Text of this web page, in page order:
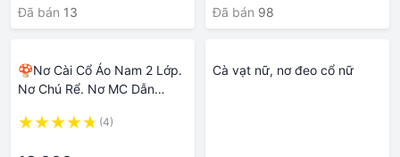
Đã bán 13
Đã bán 98
🍄Nơ Cài Cổ Áo Nam 2 Lớp.
Nơ Chú Rể. Nơ MC Dẫn
Vải Gấm. Cà Vạt Em Xi Phong
(4)
Cà vạt nữ, nơ đeo cổ nữ